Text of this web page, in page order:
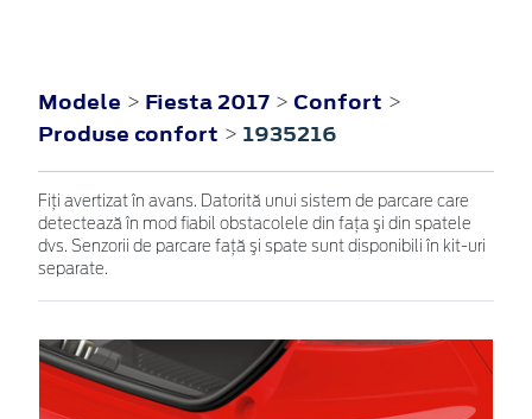
Modele > Fiesta 2017 > Confort >
Produse confort > 1935216
Fiţi avertizat în avans. Datorită unui sistem de parcare care
detectează în mod fiabil obstacolele din faţa şi din spatele
dvs. Senzorii de parcare faţă şi spate sunt disponibili în kit-uri
separate.